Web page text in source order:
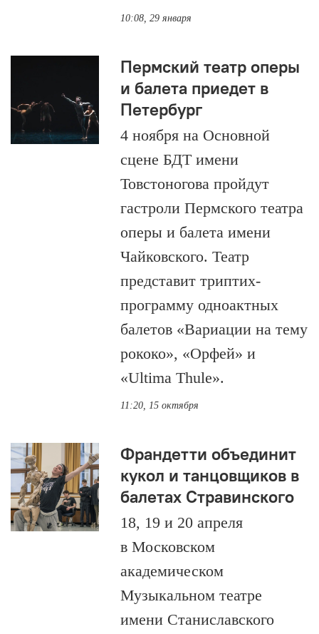
10:08, 29 января
Пермский театр оперы
и балета приедет в
Петербург
4 ноября на Основной
сцене БДТ имени
Товстоногова пройдут
гастроли Пермского театра
оперы и балета имени
Чайковского. Театр
представит триптих-
программу одноактных
балетов «Вариации на тему
рококо», «Орфей» и
«Ultima Thule».
11:20, 15 октября
Франдетти объединит
кукол и танцовщиков в
балетах Стравинского
18, 19 и 20 апреля
в Московском
академическом
Музыкальном театре
имени Станиславского